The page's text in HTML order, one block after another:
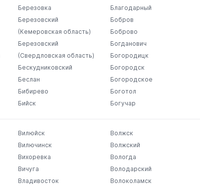
Березовка
Березовский
(Кемеровская область)
Березовский
(Свердловская область)
Бескудниковский
Беслан
Бибирево
Бийск
Благодарный
Бобров
Боброво
Богданович
Богородицк
Богородск
Богородское
Боготол
Богучар
Вилюйск
Вилючинск
Вихоревка
Вичуга
Владивосток
Волжск
Волжский
Вологда
Володарский
Волоколамск